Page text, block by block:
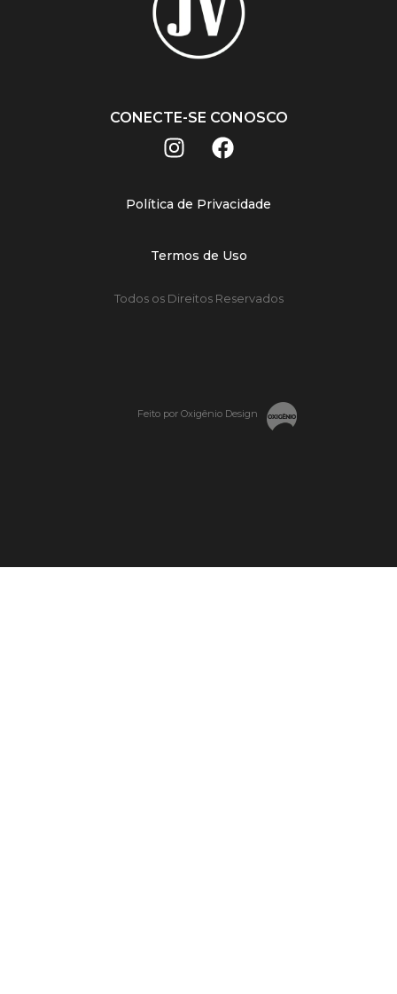
CONECTE-SE CONOSCO
Política de Privacidade
Termos de Uso
Todos os Direitos Reservados
Feito por Oxigênio Design